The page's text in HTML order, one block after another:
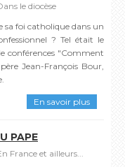
le diocèse
foi catholique dans un
? Tel était le
conférences "Comment
Jean-François Bour,
En savoir plus
PAPE
France et ailleurs...